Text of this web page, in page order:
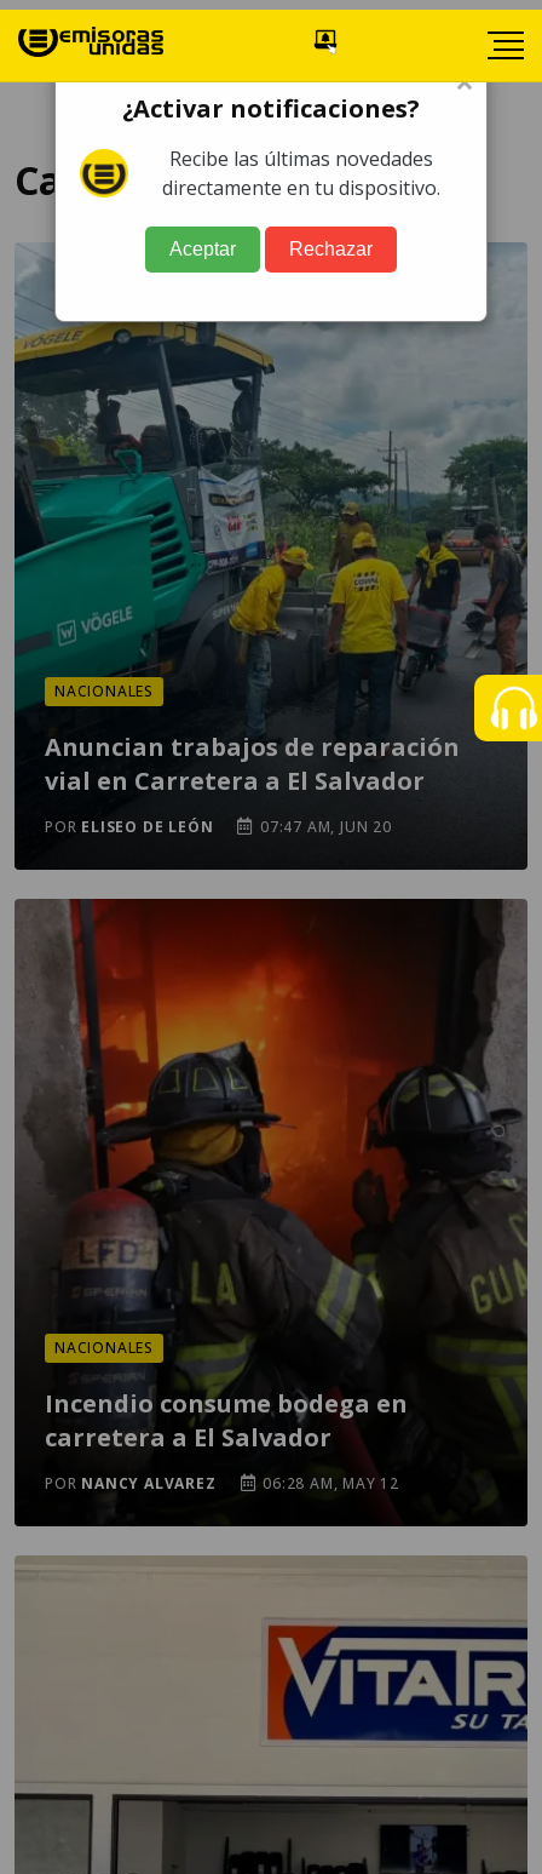
Carretera a El Salvador
NACIONALES
Anuncian trabajos de reparación
vial en Carretera a El Salvador
POR ELISEO DE LEÓN 07:47 AM, JUN 20
NACIONALES
Incendio consume bodega en
carretera a El Salvador
POR NANCY ALVAREZ 06:28 AM, MAY 12
×
¿Activar notificaciones?
Recibe las últimas novedades
directamente en tu dispositivo.
Aceptar Rechazar